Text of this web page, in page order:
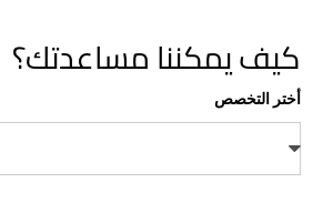
كيف يمكننا مساعدتك؟
أختر التخصص